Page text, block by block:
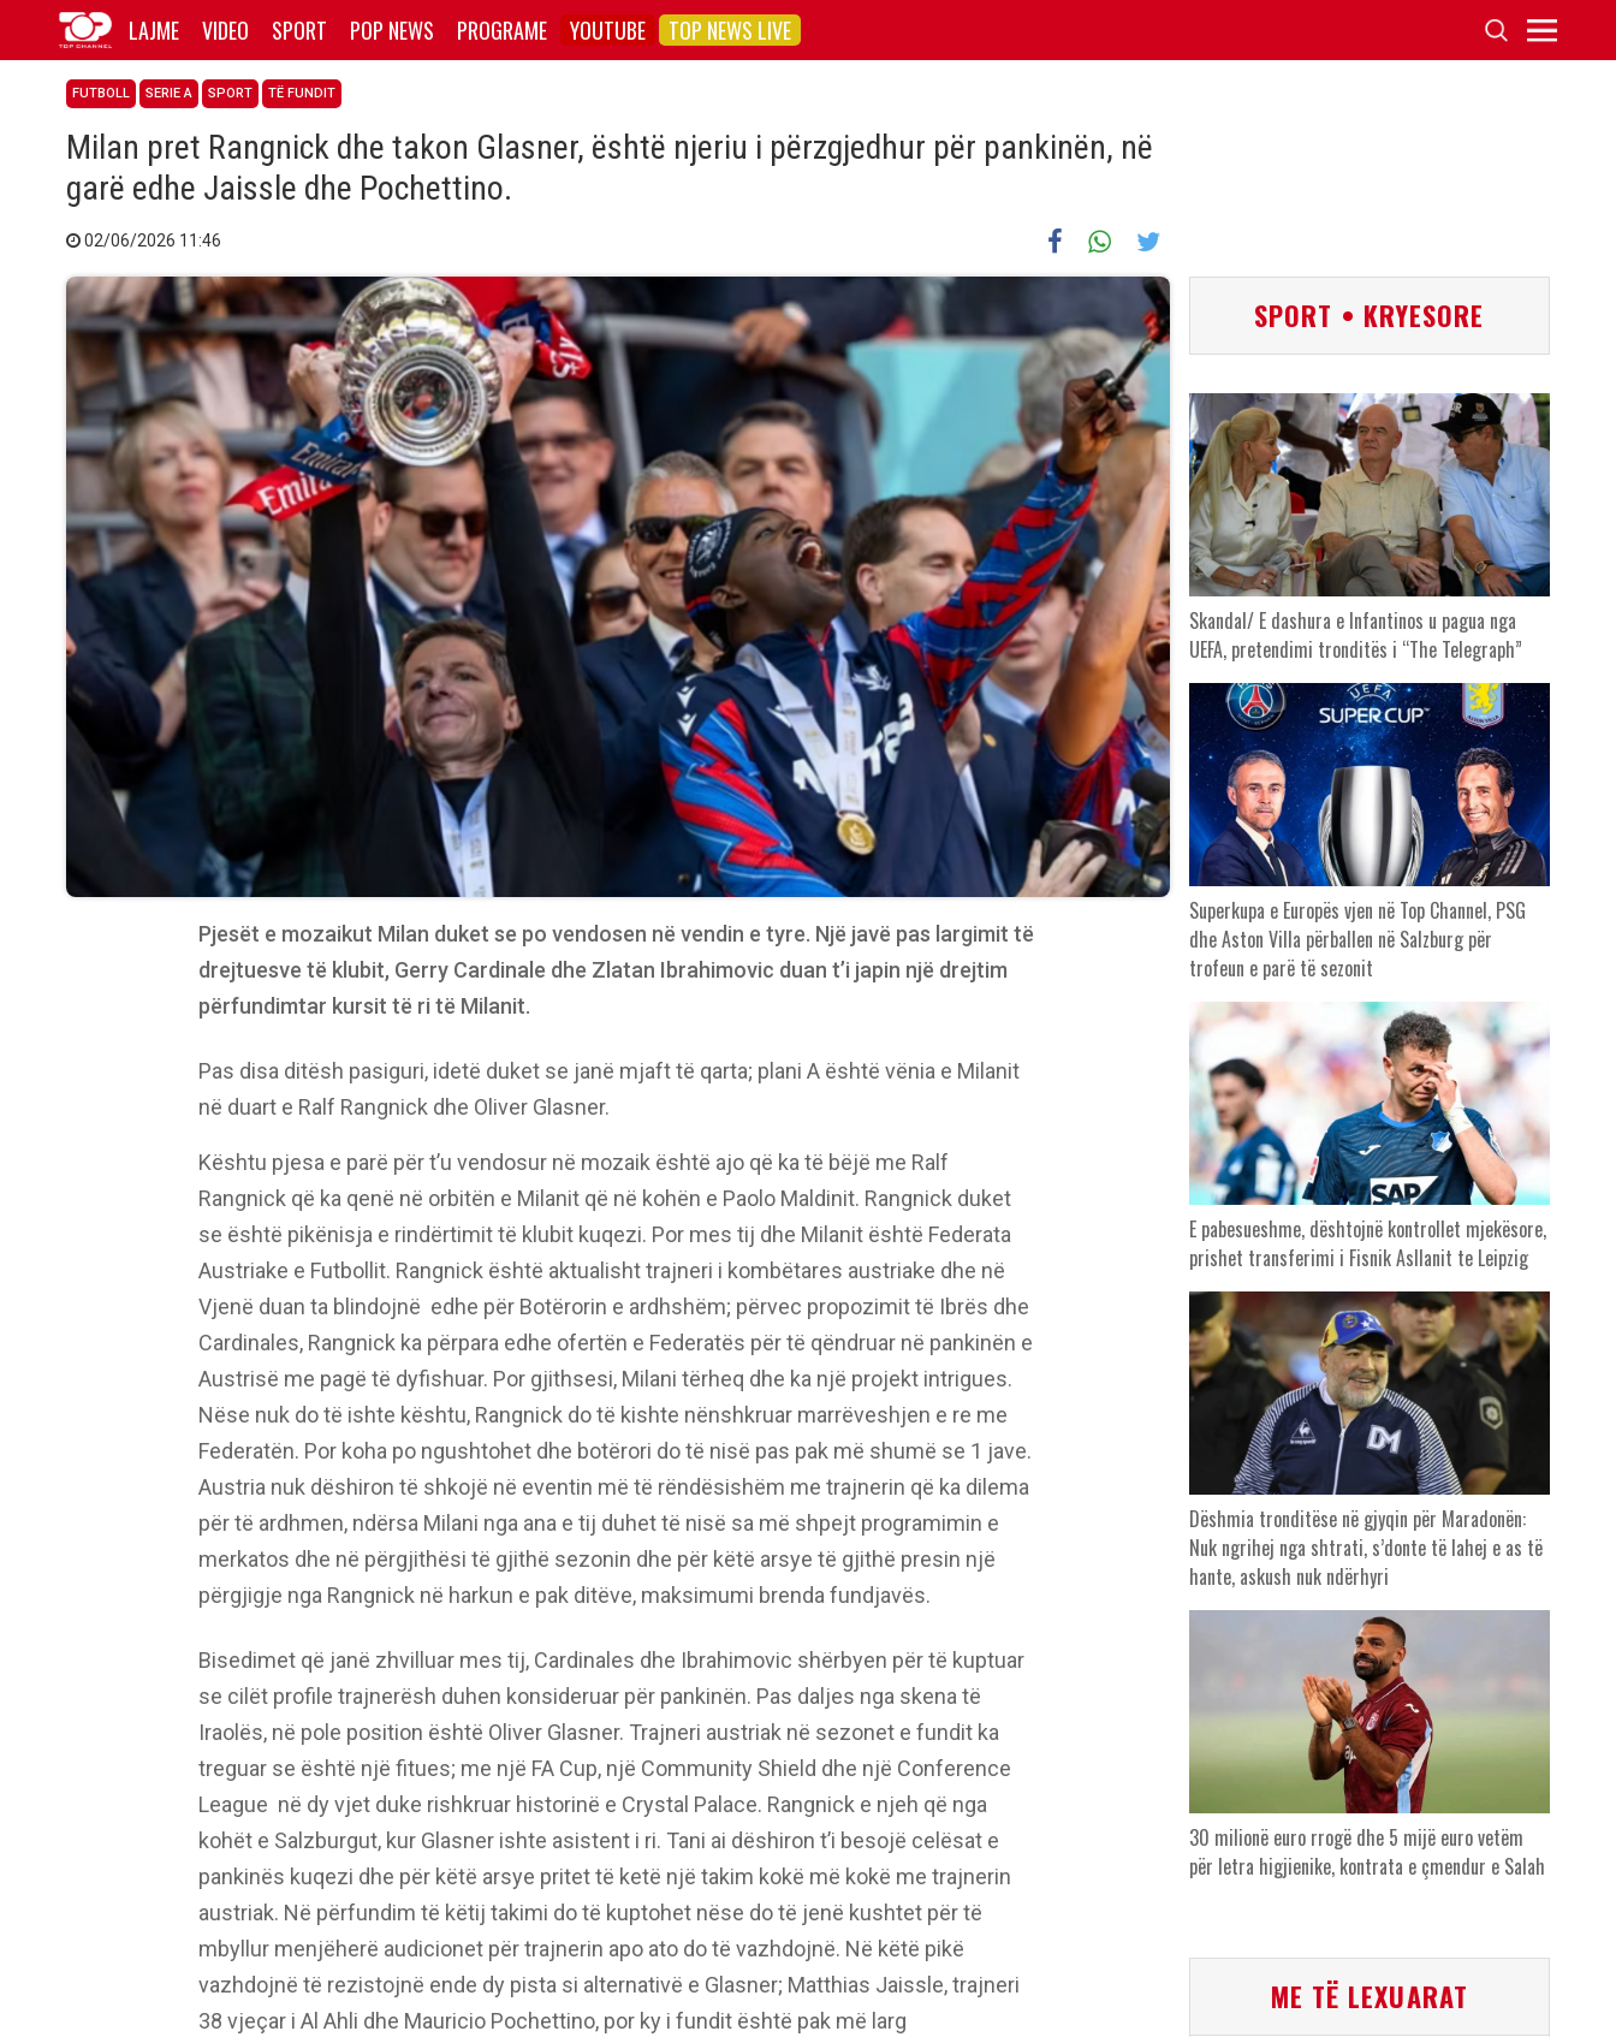
LAJME VIDEO SPORT POP NEWS PROGRAME YOUTUBE TOP NEWS LIVE
FUTBOLL SERIE A SPORT TË FUNDIT
Milan pret Rangnick dhe takon Glasner, është njeriu i përzgjedhur për pankinën, në
garë edhe Jaissle dhe Pochettino.
02/06/2026 11:46
Pjesët e mozaikut Milan duket se po vendosen në vendin e tyre. Një javë pas largimit të
drejtuesve të klubit, Gerry Cardinale dhe Zlatan Ibrahimovic duan t’i japin një drejtim
përfundimtar kursit të ri të Milanit.
Pas disa ditësh pasiguri, idetë duket se janë mjaft të qarta; plani A është vënia e Milanit
në duart e Ralf Rangnick dhe Oliver Glasner.
Kështu pjesa e parë për t’u vendosur në mozaik është ajo që ka të bëjë me Ralf
Rangnick që ka qenë në orbitën e Milanit që në kohën e Paolo Maldinit. Rangnick duket
se është pikënisja e rindërtimit të klubit kuqezi. Por mes tij dhe Milanit është Federata
Austriake e Futbollit. Rangnick është aktualisht trajneri i kombëtares austriake dhe në
Vjenë duan ta blindojnë edhe për Botërorin e ardhshëm; përvec propozimit të Ibrës dhe
Cardinales, Rangnick ka përpara edhe ofertën e Federatës për të qëndruar në pankinën e
Austrisë me pagë të dyfishuar. Por gjithsesi, Milani tërheq dhe ka një projekt intrigues.
Nëse nuk do të ishte kështu, Rangnick do të kishte nënshkruar marrëveshjen e re me
Federatën. Por koha po ngushtohet dhe botërori do të nisë pas pak më shumë se 1 jave.
Austria nuk dëshiron të shkojë në eventin më të rëndësishëm me trajnerin që ka dilema
për të ardhmen, ndërsa Milani nga ana e tij duhet të nisë sa më shpejt programimin e
merkatos dhe në përgjithësi të gjithë sezonin dhe për këtë arsye të gjithë presin një
përgjigje nga Rangnick në harkun e pak ditëve, maksimumi brenda fundjavës.
Bisedimet që janë zhvilluar mes tij, Cardinales dhe Ibrahimovic shërbyen për të kuptuar
se cilët profile trajnerësh duhen konsideruar për pankinën. Pas daljes nga skena të
Iraolës, në pole position është Oliver Glasner. Trajneri austriak në sezonet e fundit ka
treguar se është një fitues; me një FA Cup, një Community Shield dhe një Conference
League në dy vjet duke rishkruar historinë e Crystal Palace. Rangnick e njeh që nga
kohët e Salzburgut, kur Glasner ishte asistent i ri. Tani ai dëshiron t’i besojë celësat e
pankinës kuqezi dhe për këtë arsye pritet të ketë një takim kokë më kokë me trajnerin
austriak. Në përfundim të këtij takimi do të kuptohet nëse do të jenë kushtet për të
mbyllur menjëherë audicionet për trajnerin apo ato do të vazhdojnë. Në këtë pikë
vazhdojnë të rezistojnë ende dy pista si alternativë e Glasner; Matthias Jaissle, trajneri
38 vjeçar i Al Ahli dhe Mauricio Pochettino, por ky i fundit është pak më larg
SPORT • KRYESORE
Skandal/ E dashura e Infantinos u pagua nga
UEFA, pretendimi tronditës i “The Telegraph”
Superkupa e Europës vjen në Top Channel, PSG
dhe Aston Villa përballen në Salzburg për
trofeun e parë të sezonit
E pabesueshme, dështojnë kontrollet mjekësore,
prishet transferimi i Fisnik Asllanit te Leipzig
Dëshmia tronditëse në gjyqin për Maradonën:
Nuk ngrihej nga shtrati, s’donte të lahej e as të
hante, askush nuk ndërhyri
30 milionë euro rrogë dhe 5 mijë euro vetëm
për letra higjienike, kontrata e çmendur e Salah
ME TË LEXUARAT